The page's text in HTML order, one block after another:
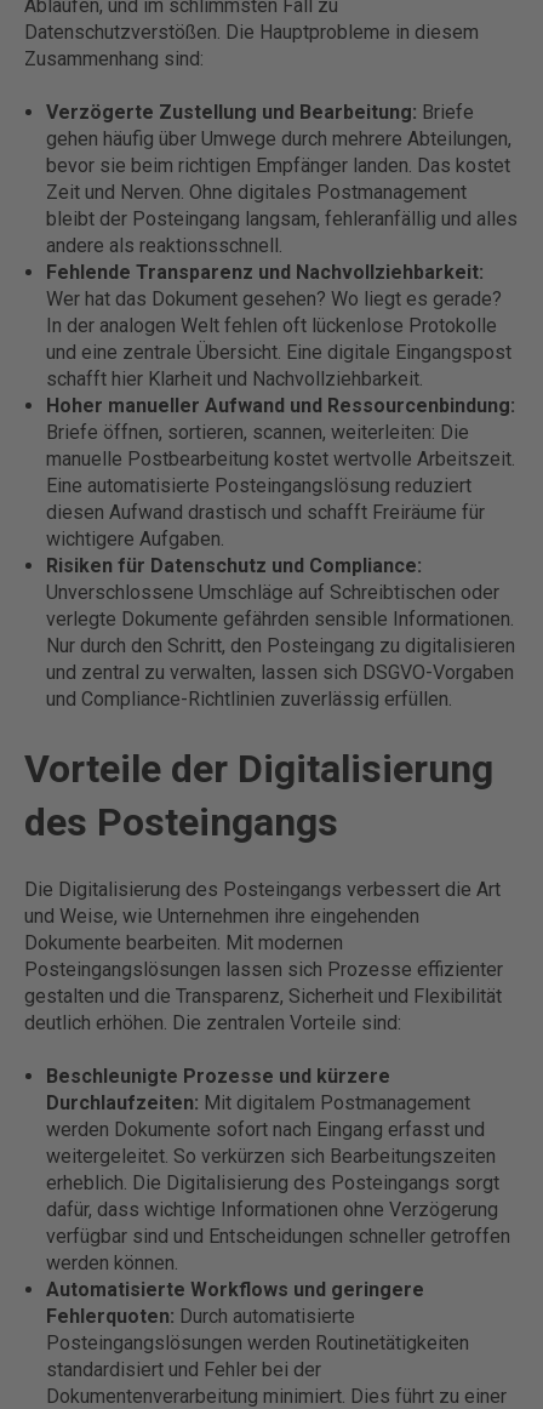
Abläufen, und im schlimmsten Fall zu
Datenschutzverstößen. Die Hauptprobleme in diesem
Zusammenhang sind:
Verzögerte Zustellung und Bearbeitung: Briefe
gehen häufig über Umwege durch mehrere Abteilungen,
bevor sie beim richtigen Empfänger landen. Das kostet
Zeit und Nerven. Ohne digitales Postmanagement
bleibt der Posteingang langsam, fehleranfällig und alles
andere als reaktionsschnell.
Fehlende Transparenz und Nachvollziehbarkeit:
Wer hat das Dokument gesehen? Wo liegt es gerade?
In der analogen Welt fehlen oft lückenlose Protokolle
und eine zentrale Übersicht. Eine digitale Eingangspost
schafft hier Klarheit und Nachvollziehbarkeit.
Hoher manueller Aufwand und Ressourcenbindung:
Briefe öffnen, sortieren, scannen, weiterleiten: Die
manuelle Postbearbeitung kostet wertvolle Arbeitszeit.
Eine automatisierte Posteingangslösung reduziert
diesen Aufwand drastisch und schafft Freiräume für
wichtigere Aufgaben.
Risiken für Datenschutz und Compliance:
Unverschlossene Umschläge auf Schreibtischen oder
verlegte Dokumente gefährden sensible Informationen.
Nur durch den Schritt, den Posteingang zu digitalisieren
und zentral zu verwalten, lassen sich DSGVO-Vorgaben
und Compliance-Richtlinien zuverlässig erfüllen.
Vorteile der Digitalisierung
des Posteingangs
Die Digitalisierung des Posteingangs verbessert die Art
und Weise, wie Unternehmen ihre eingehenden
Dokumente bearbeiten. Mit modernen
Posteingangslösungen lassen sich Prozesse effizienter
gestalten und die Transparenz, Sicherheit und Flexibilität
deutlich erhöhen. Die zentralen Vorteile sind:
Beschleunigte Prozesse und kürzere
Durchlaufzeiten: Mit digitalem Postmanagement
werden Dokumente sofort nach Eingang erfasst und
weitergeleitet. So verkürzen sich Bearbeitungszeiten
erheblich. Die Digitalisierung des Posteingangs sorgt
dafür, dass wichtige Informationen ohne Verzögerung
verfügbar sind und Entscheidungen schneller getroffen
werden können.
Automatisierte Workflows und geringere
Fehlerquoten: Durch automatisierte
Posteingangslösungen werden Routinetätigkeiten
standardisiert und Fehler bei der
Dokumentenverarbeitung minimiert. Dies führt zu einer